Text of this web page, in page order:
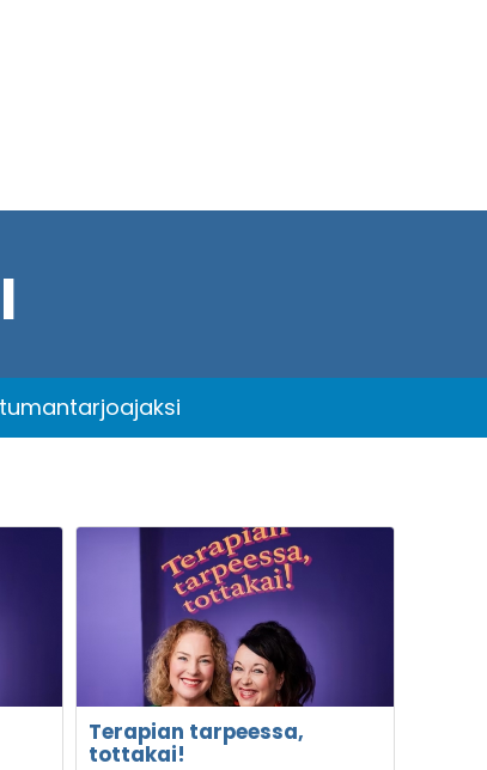
Terapian tarpeessa,
tottakai!